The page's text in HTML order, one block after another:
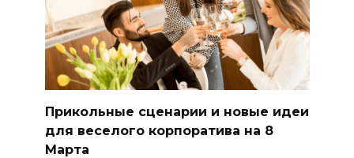
Прикольные сценарии и новые идеи
для веселого корпоратива на 8
Марта